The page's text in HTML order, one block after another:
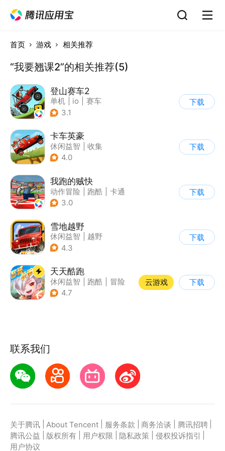
首页 游戏 相关推荐
“我要翘课2”的相关推荐(5)
登山赛车2
单机 io
赛车
| 欧美风
3.1
下载
卡车英豪
休闲益智
收集
4.0
下载
我跑的贼快
动作冒险 跑酷
卡通
3.0
下载
雪地越野
休闲益智
越野
| 横版过关
4.3
下载
天天酷跑
休闲益智 跑酷
冒险
| 萌系
4.7
云游戏 下载
联系我们
关于腾讯 About Tencent 服务条款 商务洽谈 腾讯招聘
腾讯公益
版权所有 用户权限 隐私政策 侵权投诉指引
用户协议